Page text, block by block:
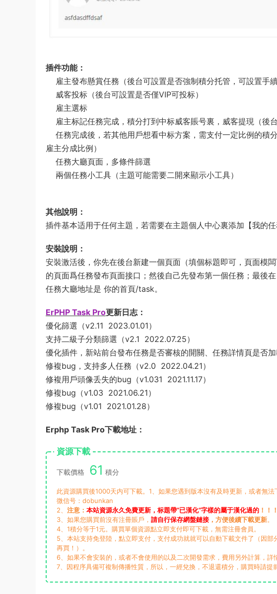
插件功能：
雇主發布懸賞任務（後台可設置是否強制積分托管，可設置手
威客投标（後台可設置是否僅VIP可投标）
雇主選标
雇主标記任務完成，積分打到中标威客賬号裏，威客提現（後
任務完成後，若其他用戶想看中标方案，需支付一定比例的積
雇主分成比例）
任務大廳頁面，多條件篩選
兩個任務小工具（主題可能需要二開來顯示小工具）
其他說明：
插件基本适用于任何主題，若需要在主題個人中心裏添加【我的
安裝說明：
安裝激活後，你先在後台新建一個頁面（填個标題即可，頁面模
的頁面爲任務發布頁面接口；然後自己先發布第一個任務；最後
任務大廳地址是 你的首頁/task。
ErPHP Task Pro更新日志：
優化篩選（v2.11 2023.01.01）
支持二級子分類篩選（v2.1 2022.07.25）
優化插件，新站前台發布任務是否審核的開關、任務詳情頁是否
修複bug，支持多人任務（v2.0 2022.04.21）
修複用戶頭像丢失的bug（v1.031 2021.11.17）
修複bug（v1.03 2021.06.21）
修複bug（v1.01 2021.01.28）
Erphp Task Pro下載地址：
資源下載
下載價格 61 積分
此資源購買後1000天内可下載。1、如果您遇到版本沒有及時更新，或者無
微信号：dobunkan
2、 注意： 本站資源永久免費更新，标題帶“已漢化”字樣的屬于漢化過的 ！！！
3、如果您購買前沒有注冊賬戶， 請自行保存網盤鏈接 ，方便後續下載更新。
4、1積分等于1元。購買單個資源點立即支付即可下載，無需注冊會員。
5、本站支持免登陸，點立即支付，支付成功就就可以自動下載文件了（因
再買！）。
6、如果不會安裝的，或者不會使用的以及二次開發需求，費用另外計算，詳
7、因程序具備可複制傳播性質，所以，一經兌換，不退還積分，購買時請提